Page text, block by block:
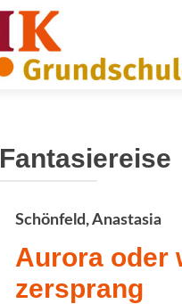
Fantasiereise
Schönfeld, Anastasia
Aurora oder
zersprang